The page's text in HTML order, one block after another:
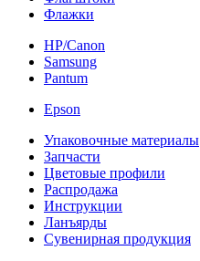
Флажки
HP/Canon
Samsung
Pantum
Epson
Упаковочные материалы
Запчасти
Цветовые профили
Распродажа
Инструкции
Ланъярды
Сувенирная продукция